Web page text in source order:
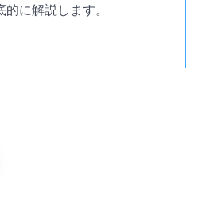
に解説します。